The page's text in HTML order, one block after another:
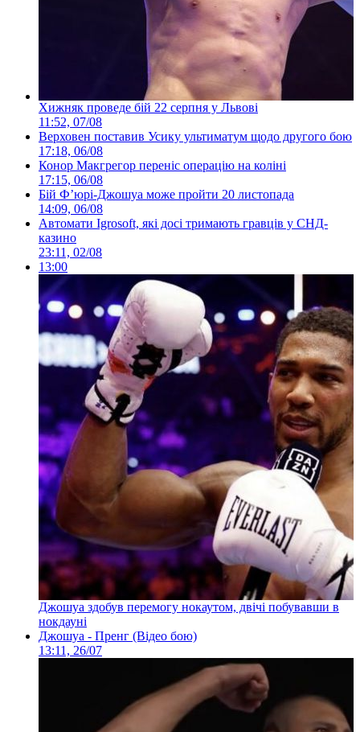
Хижняк проведе бій 22 серпня у Львові
11:52, 07/08
Верховен поставив Усику ультиматум щодо другого бою
17:18, 06/08
Конор Макгрегор переніс операцію на коліні
17:15, 06/08
Бій Ф’юрі-Джошуа може пройти 20 листопада
14:09, 06/08
Автомати Igrosoft, які досі тримають гравців у СНД-
казино
23:11, 02/08
13:00
Джошуа здобув перемогу нокаутом, двічі побувавши в
нокдауні
Джошуа - Пренг (Відео бою)
13:11, 26/07